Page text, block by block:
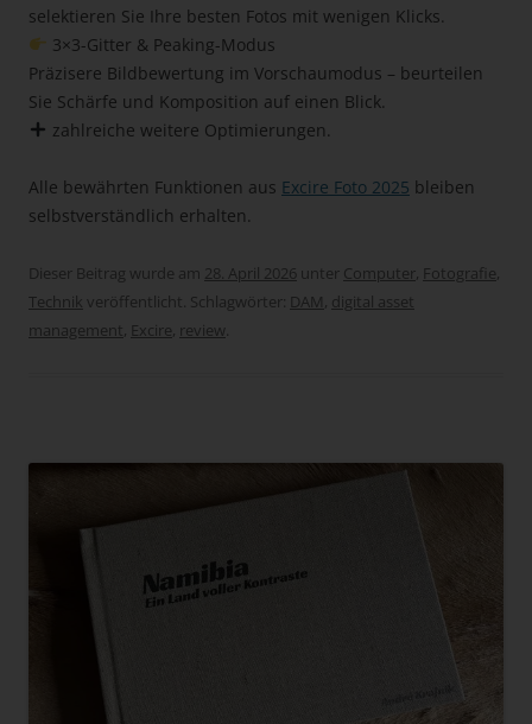
selektieren Sie Ihre besten Fotos mit wenigen Klicks.
3×3-Gitter & Peaking-Modus
Präzisere Bildbewertung im Vorschaumodus – beurteilen
Sie Schärfe und Komposition auf einen Blick.
zahlreiche weitere Optimierungen.
Alle bewährten Funktionen aus Excire Foto 2025 bleiben
selbstverständlich erhalten.
Dieser Beitrag wurde am 28. April 2026 unter Computer, Fotografie,
Technik veröffentlicht. Schlagwörter: DAM, digital asset
management, Excire, review.